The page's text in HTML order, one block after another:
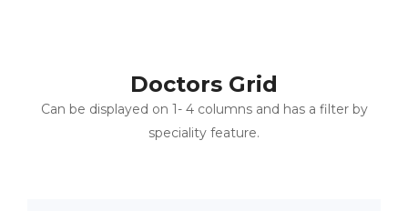
Doctors Grid
Can be displayed on 1- 4 columns and has a filter by
speciality feature.